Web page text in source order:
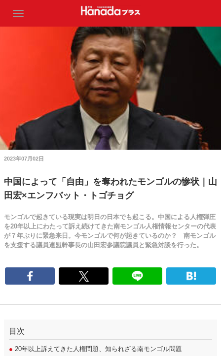
2023年07月02日
中国によって「自由」を奪われたモンゴルの惨状｜山
田宏×エンフバット・トゴチョグ
モンゴルで起きている現実は明日の日本でも起こる。中国による人権弾圧
を20年以上にわたって訴え続けてきた南モンゴル人権情報センターの代表
が７年ぶりに緊急来日。今モンゴルで何が起きているのか？ 南モンゴル
を支援する議員連盟幹事長の山田宏参議院議員と緊急対談を行った。
目次
● 20年以上訴えてきた人権問題、知られざる南モンゴル問題